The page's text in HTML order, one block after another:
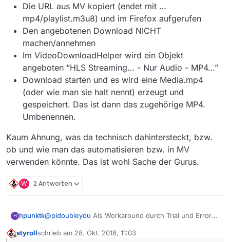
ich allerdings Möglichkeit gefunden, da die
nachfolgend fett markierten URL-Bestandteile
nicht in den ORF-Seite zu finden sind:
…varorfvod.sf.apa.at/cms-worldwide/online/
4a98ae7f980042e62dcf93abb81ebaed/1540159
200
/2018-10-21_1408_sd_02_Die-Wiener-
Alpe_____13992785__o__5996498665__s14383403_
3__ORF2HD_14084409P_14324318P_Q6A.mp4
Der besagte Film ist als m3u8 und mp4 in der
Filmliste, da dieser am letzten Tag ausgestrahlt
wurde, an dem ORF noch mp4 geliefert hat.
Die URL aus MV kopiert (endet mit …
mp4/playlist.m3u8) und im Firefox aufgerufen
Den angebotenen Download NICHT
machen/annehmen
Im VideoDownloadHelper wird ein Objekt
angeboten “HLS Streaming… - Nur Audio - MP4…”
Download starten und es wird eine Media.mp4
(oder wie man sie halt nennt) erzeugt und
gespeichert. Das ist dann das zugehörige MP4.
Umbenennen.
Kaum Ahnung, was da technisch dahintersteckt, bzw.
ob und wie man das automatisieren bzw. in MV
verwenden könnte. Das ist wohl Sache der Gurus.
W 2 Antworten
H hpunktk@pidoubleyou Als Workaround durch Trial und Error
Die URL aus MV kopiert (endet mit …
styrollschrieb am 28. Okt. 2018, 11:03
zuletzt editiert von